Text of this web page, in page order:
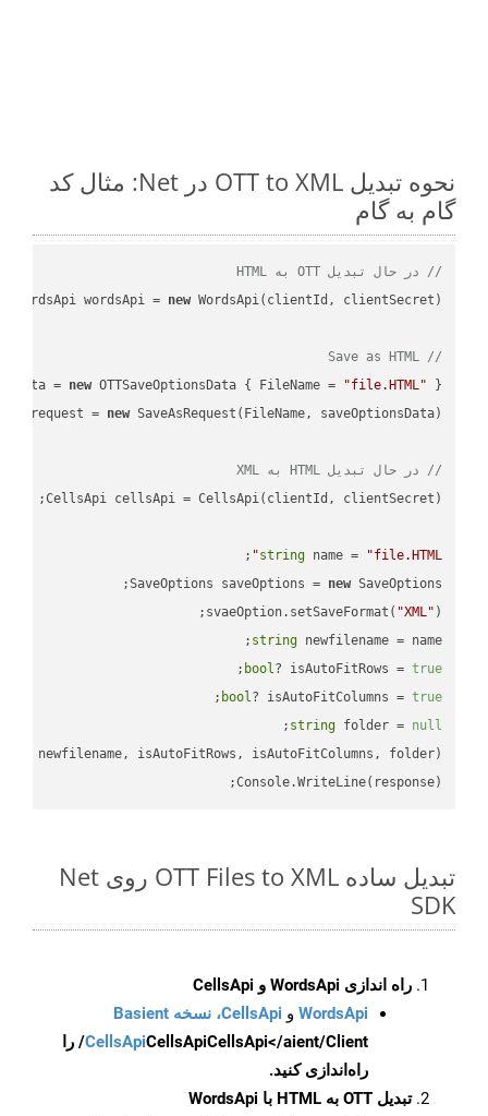
نحوه تبدیل OTT to XML در Net: مثال کد
گام به گام
// در حال تبدیل OTT به HTML
WordsApi wordsApi = new
// Save as HTML
= new OTTSaveOptionsData { FileName = "file.HTML" };
request = new
// در حال تبدیل HTML به XML
string name = "file.HTML"
SaveOptions saveOptions = new
svaeOption.setSaveFormat( "XML" );
string newfilename = name;
bool? isAutoFitRows = true
;
bool? isAutoFitColumns = true
;
string folder = null
;
Console.WriteLine(response);
تبدیل ساده OTT Files to XML روی Net
SDK
راه اندازی WordsApi و CellsApi
WordsApi و CellsApi، نسخه Basient
CellsApiCellsApi
CellsApi</aient/Client/ را
راه‌اندازی کنید.
تبدیل OTT به HTML با WordsApi